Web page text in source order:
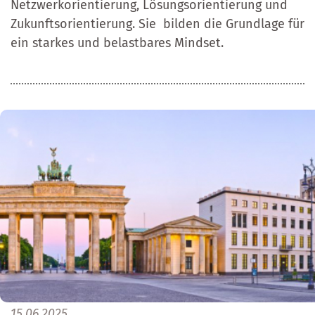
Netzwerkorientierung, Lösungsorientierung und
Zukunftsorientierung. Sie bilden die Grundlage für
ein starkes und belastbares Mindset.